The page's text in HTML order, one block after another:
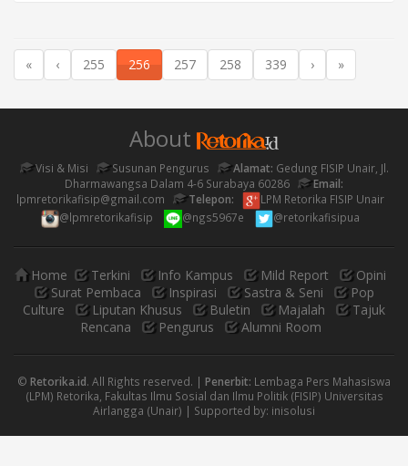
« ‹ 255 256 257 258 339 › »
About
Visi & Misi Susunan Pengurus Alamat: Gedung FISIP Unair, Jl.
Dharmawangsa Dalam 4-6 Surabaya 60286
Email:
lpmretorikafisip@gmail.com
Telepon:
LPM Retorika FISIP Unair
@lpmretorikafisip
@ngs5967e @retorikafisipua
Home Terkini Info Kampus Mild Report
Opini
Surat Pembaca
Inspirasi Sastra & Seni
Pop
Culture
Liputan Khusus Buletin Majalah
Tajuk
Rencana
Pengurus Alumni Room
© Retorika.id. All Rights reserved. | Penerbit: Lembaga Pers Mahasiswa
(LPM) Retorika, Fakultas Ilmu Sosial dan Ilmu Politik (FISIP) Universitas
Airlangga (Unair) | Supported by: inisolusi